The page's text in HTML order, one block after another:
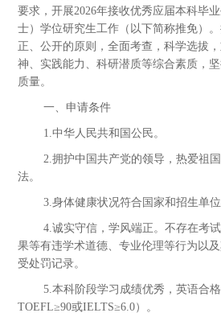
要求，开展2026年接收优秀应届本科毕
士）学位研究生工作（以下简称推免）
正、公开的原则，全面考查，科学选拔
神、实践能力、科研潜质等综合素质，
质量。
一、申请条件
1.中华人民共和国公民。
2.拥护中国共产党的领导，热爱祖国
法。
3.身体健康状况符合国家和招生单位
4.诚实守信，学风端正。不存在考试
果等有违学术道德、专业伦理等行为以
受处罚记录。
5.本科阶段学习成绩优秀，英语合格
TOEFL≥90或IELTS≥6.0）。